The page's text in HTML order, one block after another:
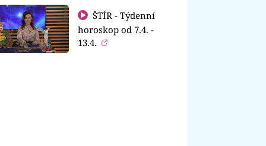
ŠTÍR - Týdenní
horoskop od 7.4. -
13.4.